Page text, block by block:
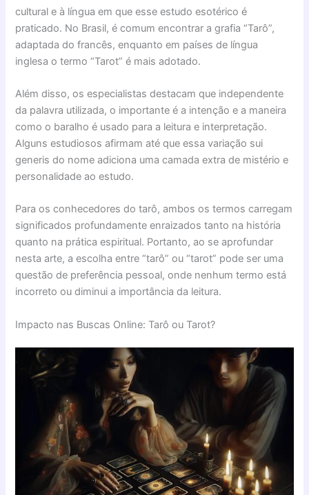
cultural e à língua em que esse estudo esotérico é
praticado. No Brasil, é comum encontrar a grafia “Tarô”,
adaptada do francês, enquanto em países de língua
inglesa o termo “Tarot” é mais adotado.
Além disso, os especialistas destacam que independente
da palavra utilizada, o importante é a intenção e a maneira
como o baralho é usado para a leitura e interpretação.
Alguns estudiosos afirmam até que essa variação sui
generis do nome adiciona uma camada extra de mistério e
personalidade ao estudo.
Para os conhecedores do tarô, ambos os termos carregam
significados profundamente enraizados tanto na história
quanto na prática espiritual. Portanto, ao se aprofundar
nesta arte, a escolha entre “tarô” ou “tarot” pode ser uma
questão de preferência pessoal, onde nenhum termo está
incorreto ou diminui a importância da leitura.
Impacto nas Buscas Online: Tarô ou Tarot?